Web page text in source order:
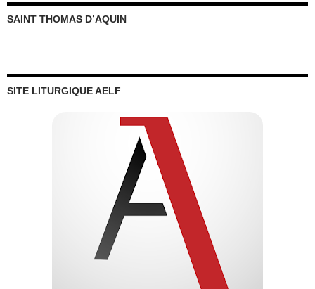
SAINT THOMAS D’AQUIN
SITE LITURGIQUE AELF